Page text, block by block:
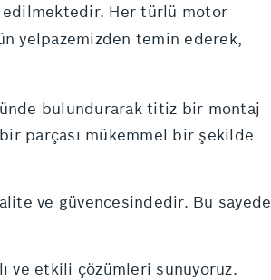
edilmektedir. Her türlü motor
yelpazemizden temin ederek,
bulundurarak titiz bir montaj
parçası mükemmel bir şekilde
ve güvencesindedir. Bu sayede
ve etkili çözümleri sunuyoruz.